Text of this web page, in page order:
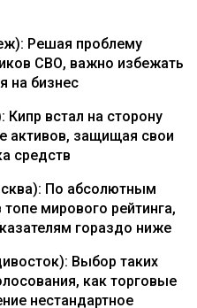
Решая проблему
СВО, важно избежать
на бизнес
встал на сторону
активов, защищая свои
средств
По абсолютным
мирового рейтинга,
гораздо ниже
Выбор таких
как торговые
нестандартное